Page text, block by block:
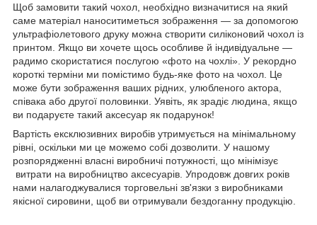
Щоб замовити такий чохол, необхідно визначитися на який
саме матеріал наноситиметься зображення — за допомогою
ультрафіолетового друку можна створити силіконовий чохол із
принтом. Якщо ви хочете щось особливе й індивідуальне —
радимо скористатися послугою «фото на чохлі». У рекордно
короткі терміни ми помістимо будь-яке фото на чохол. Це
може бути зображення ваших рідних, улюбленого актора,
співака або другої половинки. Уявіть, як зрадіє людина, якщо
ви подаруєте такий аксесуар як подарунок!
Вартість ексклюзивних виробів утримується на мінімальному
рівні, оскільки ми це можемо собі дозволити. У нашому
розпорядженні власні виробничі потужності, що мінімізує
витрати на виробництво аксесуарів. Упродовж довгих років
нами налагоджувалися торговельні зв'язки з виробниками
якісної сировини, щоб ви отримували бездоганну продукцію.